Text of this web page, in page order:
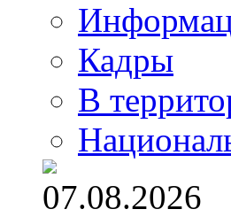
Кадры
В
07.08.2026